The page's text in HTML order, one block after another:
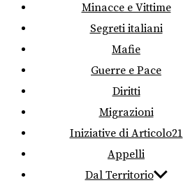
Minacce e Vittime
Segreti italiani
Mafie
Guerre e Pace
Diritti
Migrazioni
Iniziative di Articolo21
Appelli
Dal Territorio